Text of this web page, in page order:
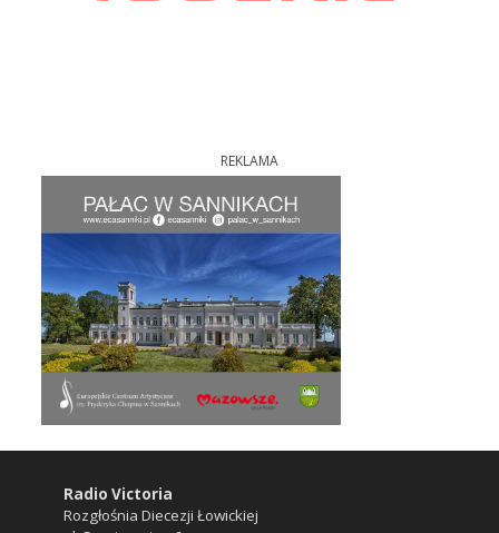
REKLAMA
Radio Victoria
Rozgłośnia Diecezji Łowickiej